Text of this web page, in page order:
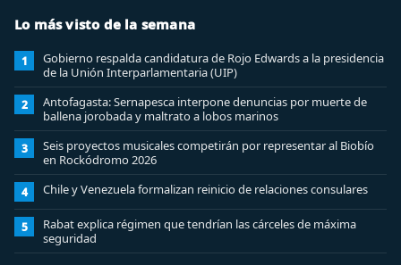
Lo más visto de la semana
1
Gobierno respalda candidatura de Rojo Edwards a la presidencia
de la Unión Interparlamentaria (UIP)
2
Antofagasta: Sernapesca interpone denuncias por muerte de
ballena jorobada y maltrato a lobos marinos
3
Seis proyectos musicales competirán por representar al Biobío
en Rockódromo 2026
4 Chile y Venezuela formalizan reinicio de relaciones consulares
5
Rabat explica régimen que tendrían las cárceles de máxima
seguridad